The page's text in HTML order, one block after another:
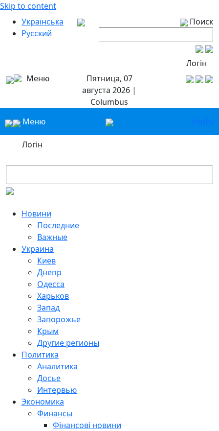
Skip to content
Українська
Русский
Поиск
Логін
Меню
Пятница, 07
августа 2026 |
Columbus
Меню
УкрРу
Логін
Новини
Последние
Важные
Украина
Киев
Днепр
Одесса
Харьков
Запад
Запорожье
Крым
Другие регионы
Политика
Аналитика
Досье
Интервью
Экономика
Финансы
Фінансові новини